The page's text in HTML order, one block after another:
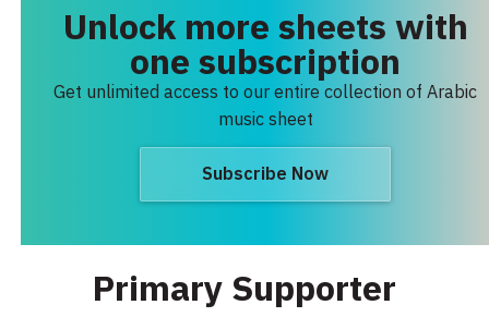
Unlock more sheets with
one subscription
Get unlimited access to our entire collection of Arabic
music sheet
Subscribe Now
Primary Supporter